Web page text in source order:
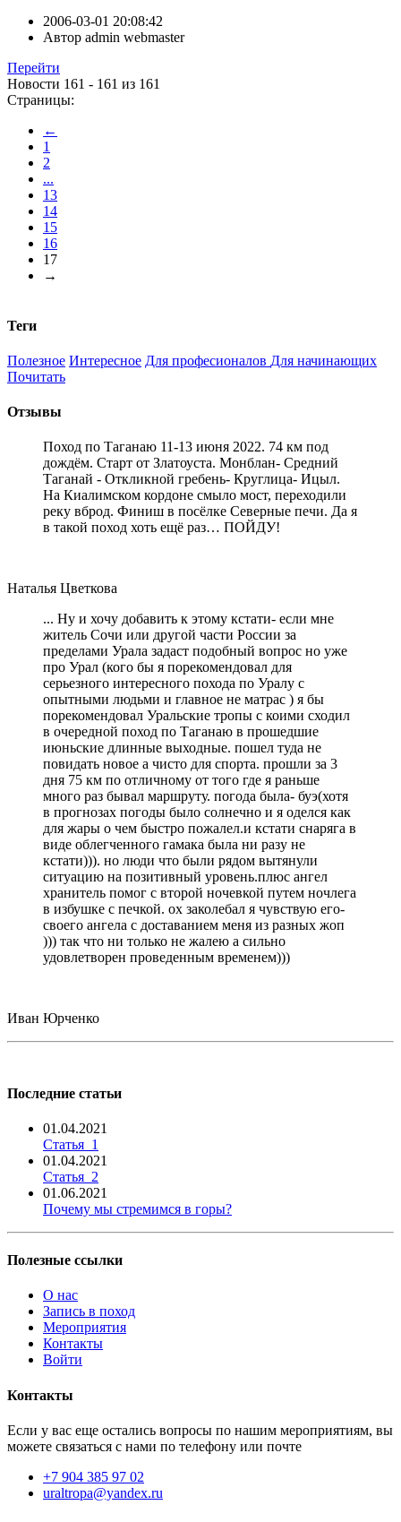
2006-03-01 20:08:42
Автор admin webmaster
Перейти
Новости 161 - 161 из 161
Страницы:
←
1
2
...
13
14
15
16
17
→
Теги
Полезное Интересное Для професионалов Для начинающих
Почитать
Отзывы
Поход по Таганаю 11-13 июня 2022. 74 км под
дождём. Старт от Златоуста. Монблан- Средний
Таганай - Откликной гребень- Круглица- Ицыл.
На Киалимском кордоне смыло мост, переходили
реку вброд. Финиш в посёлке Северные печи. Да я
в такой поход хоть ещё раз… ПОЙДУ!
Наталья Цветкова
... Ну и хочу добавить к этому кстати- если мне
житель Сочи или другой части России за
пределами Урала задаст подобный вопрос но уже
про Урал (кого бы я порекомендовал для
серьезного интересного похода по Уралу с
опытными людьми и главное не матрас ) я бы
порекомендовал Уральские тропы с коими сходил
в очередной поход по Таганаю в прошедшие
июньские длинные выходные. пошел туда не
повидать новое а чисто для спорта. прошли за 3
дня 75 км по отличному от того где я раньше
много раз бывал маршруту. погода была- буэ(хотя
в прогнозах погоды было солнечно и я оделся как
для жары о чем быстро пожалел.и кстати снаряга в
виде облегченного гамака была ни разу не
кстати))). но люди что были рядом вытянули
ситуацию на позитивный уровень.плюс ангел
хранитель помог с второй ночевкой путем ночлега
в избушке с печкой. ох заколебал я чувствую его-
своего ангела с доставанием меня из разных жоп
))) так что ни только не жалею а сильно
удовлетворен проведенным временем)))
Иван Юрченко
Последние статьи
01.04.2021
Статья_1
01.04.2021
Статья_2
01.06.2021
Почему мы стремимся в горы?
Полезные ссылки
О нас
Запись в поход
Мероприятия
Контакты
Войти
Контакты
Если у вас еще остались вопросы по нашим мероприятиям, вы
можете связаться с нами по телефону или почте
+7 904 385 97 02
uraltropa@yandex.ru